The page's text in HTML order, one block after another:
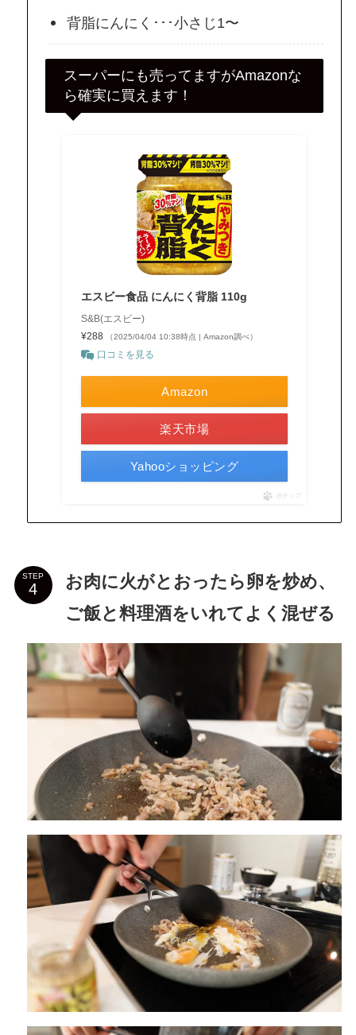
背脂にんにく･･･小さじ1〜
スーパーにも売ってますがAmazonな
ら確実に買えます！
エスビー食品 にんにく背脂 110g
S&B(エスビー)
¥288
（2025/04/04 10:38時点 | Amazon調べ）
口コミを見る
Amazon
楽天市場
Yahooショッピング
ポチップ
STEP
お肉に火がとおったら卵を炒め、
ご飯と料理酒をいれてよく混ぜる